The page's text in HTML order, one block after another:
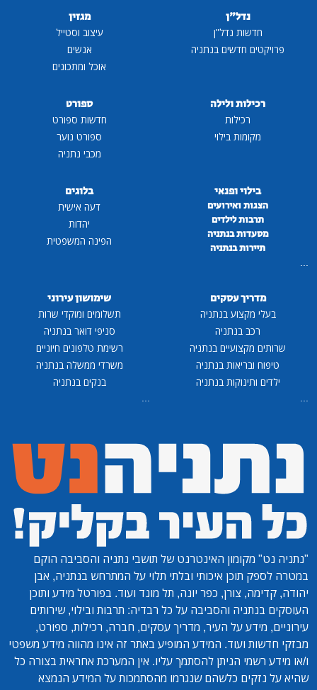
נדל"ן
חדשות נדל"ן
פרויקטים חדשים בנתניה
מגזין
עיצוב וסטייל
אנשים
אוכל ומתכונים
רכילות ולילה
רכילות
מקומות בילוי
ספורט
חדשות ספורט
ספורט נוער
מכבי נתניה
בילוי ופנאי
הצגות ואירועים
תרבות לילדים
מסעדות בנתניה
תיירות בנתניה
...
בלוגים
דעה אישית
יהדות
הפינה המשפטית
מדריך עסקים
בעלי מקצוע בנתניה
רכב בנתניה
שרותים מקצועיים בנתניה
טיפוח ובריאות בנתניה
ילדים ותינוקות בנתניה
...
שימושון עירוני
תשלומים ומוקדי שרות
סניפי דואר בנתניה
רשימת טלפונים חיוניים
משרדי ממשלה בנתניה
בנקים בנתניה
...
"נתניה נט" מקומון האינטרנט של תושבי נתניה והסביבה הוקם
במטרה לספק תוכן איכותי ובלתי תלוי על המתרחש בנתניה, אבן
יהודה, קדימה, צורן, כפר יונה, תל מונד ועוד. בפורטל מידע ותוכן
העוסקים בנתניה והסביבה על כל רבדיה: תרבות ובילוי, שירותים
עירוניים, מידע על העיר, מדריך עסקים, חברה, רכילות, ספורט,
מבזקי חדשות ועוד. המידע המופיע באתר זה אינו מהווה מידע משפטי
ו/או מידע רשמי הניתן להסתמך עליו. אין המערכת אחראית בצורה כל
שהיא על נזקים כלשהם שנגרמו מהסתמכות על המידע הנמצא